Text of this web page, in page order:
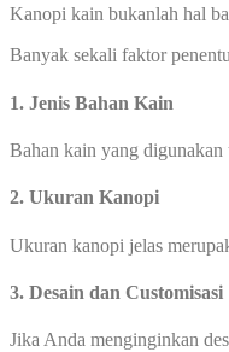
Kanopi kain bukanlah hal
Banyak sekali faktor
1. Jenis Bahan Kain
Bahan kain yang
2. Ukuran Kanopi
Ukuran kanopi jelas
3. Desain dan Customisasi
Jika Anda menginginkan